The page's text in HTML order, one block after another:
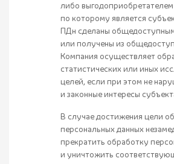
либо
по которому является
ПДн сделаны
или получены из
Компания осуществляет
статистических или иных
целей, если при этом не
и законные интересы
В случае достижения цели
персональных данных
прекратить обработку
и уничтожить